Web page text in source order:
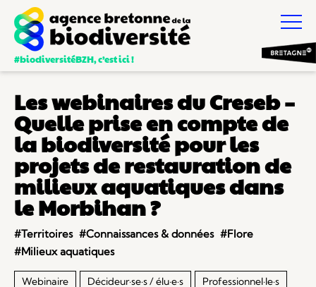
#biodiversitéBZH, c’est ici !
Les webinaires du Creseb –
Quelle prise en compte de
la biodiversité pour les
projets de restauration de
milieux aquatiques dans
le Morbihan ?
#Territoires #Connaissances & données #Flore
#Milieux aquatiques
Webinaire Décideur·se·s / élu·e·s Professionnel·le·s